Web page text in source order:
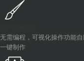
无需编程，可视化操作功能
一键制作